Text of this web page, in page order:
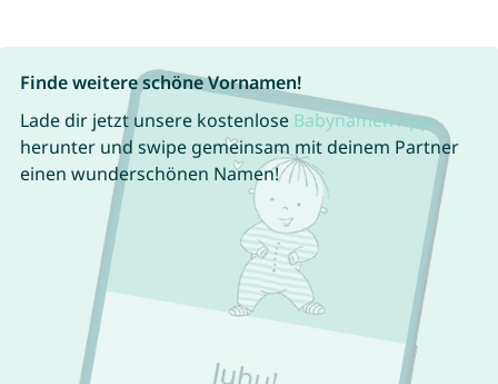
Finde weitere schöne Vornamen!
Lade dir jetzt unsere kostenlose Babynamen App
herunter und swipe gemeinsam mit deinem Partner
einen wunderschönen Namen!